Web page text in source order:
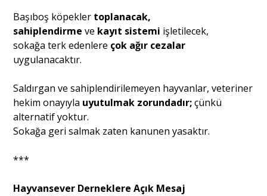
Başıboş köpekler toplanacak,
sahiplendirmeve kayıt sistemi işletilecek,
sokağa terk edenlere çok ağır cezalar
uygulanacaktır.
Saldırgan ve sahiplendirilemeyen hayvanlar, veteriner
hekim onayıyla uyutulmak zorundadır;çünkü
alternatif yoktur.
Sokağa geri salmak zaten kanunen yasaktır.
***
Hayvansever Derneklere Açık Mesaj